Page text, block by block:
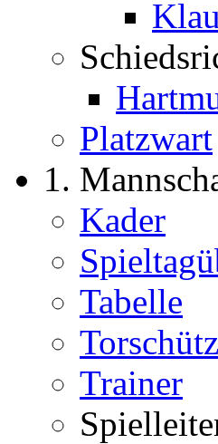
Platzwart
1.
Kader
Tabelle
Trainer